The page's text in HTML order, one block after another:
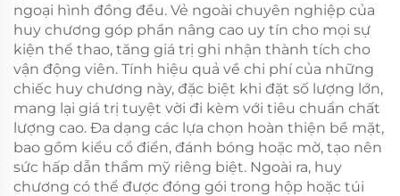
ngoại hình đồng đều. Vẻ ngoài chuyên nghiệp của
huy chương góp phần nâng cao uy tín cho mọi sự
kiện thể thao, tăng giá trị ghi nhận thành tích cho
vận động viên. Tính hiệu quả về chi phí của những
chiếc huy chương này, đặc biệt khi đặt số lượng lớn,
mang lại giá trị tuyệt vời đi kèm với tiêu chuẩn chất
lượng cao. Đa dạng các lựa chọn hoàn thiện bề mặt,
bao gồm kiểu cổ điển, đánh bóng hoặc mờ, tạo nên
sức hấp dẫn thẩm mỹ riêng biệt. Ngoài ra, huy
chương có thể được đóng gói trong hộp hoặc túi